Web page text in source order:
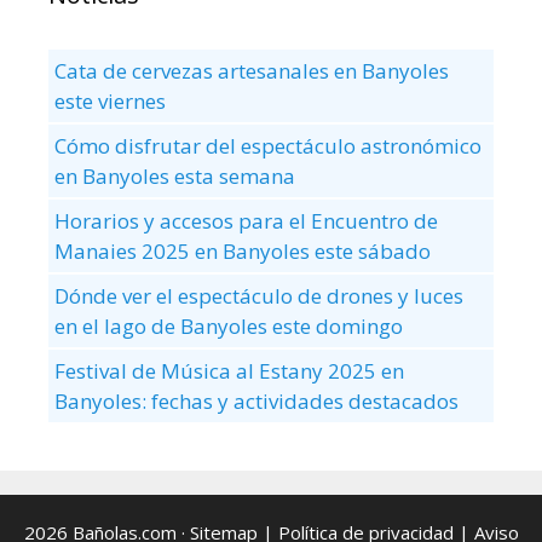
Cata de cervezas artesanales en Banyoles
este viernes
Cómo disfrutar del espectáculo astronómico
en Banyoles esta semana
Horarios y accesos para el Encuentro de
Manaies 2025 en Banyoles este sábado
Dónde ver el espectáculo de drones y luces
en el lago de Banyoles este domingo
Festival de Música al Estany 2025 en
Banyoles: fechas y actividades destacados
2026 Bañolas.com · Sitemap | Política de privacidad | Aviso